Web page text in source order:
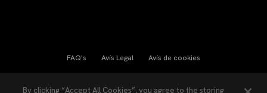
FAQ's Avís Legal Avís de cookies
By clicking “Accept All Cookies”, you agree to the storing